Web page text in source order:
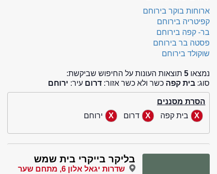
ארוחות בוקר בירוחם
קפיטריה בירוחם
בר- קפה בירוחם
פסטה בר בירוחם
שוקולד בירוחם
נמצאו 5 תוצאות העונות על החיפוש שביקשת:
סוג: בית קפה כשר ולא כשר אזור: דרום עיר: ירוחם
הסרת מסננים
בית קפה
דרום ירוחם
בליקר בייקרי בית שמש
שדרות יגאל אלון 6, מתחם שער